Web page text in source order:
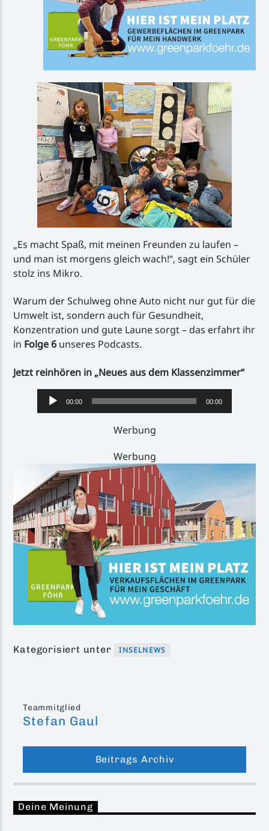
„Es macht Spaß, mit meinen Freunden zu laufen –
und man ist morgens gleich wach!“, sagt ein Schüler
stolz ins Mikro.
Warum der Schulweg ohne Auto nicht nur gut für die
Umwelt ist, sondern auch für Gesundheit,
Konzentration und gute Laune sorgt – das erfahrt ihr
in Folge 6 unseres Podcasts.
Jetzt reinhören in „Neues aus dem Klassenzimmer“
Audio-
Player
00:00 00:00
Werbung
Werbung
Kategorisiert unter INSELNEWS
Teammitglied
Stefan Gaul
Beitrags Archiv
Deine Meinung